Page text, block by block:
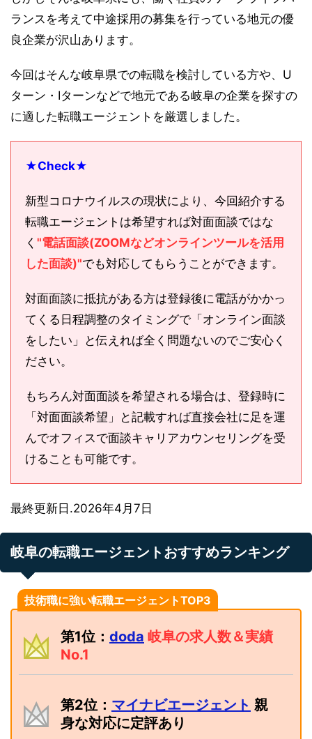
ランスを考えて中途採用の募集を行っている地元の優
良企業が沢山あります。
今回はそんな岐阜県での転職を検討している方や、U
ターン・Iターンなどで地元である岐阜の企業を探すの
に適した転職エージェントを厳選しました。
★Check★
新型コロナウイルスの現状により、今回紹介する
転職エージェントは希望すれば対面面談ではな
く "電話面談(ZOOMなどオンラインツールを活用
した面談)"でも対応してもらうことができます。
対面面談に抵抗がある方は登録後に電話がかかっ
てくる日程調整のタイミングで「オンライン面談
をしたい」と伝えれば全く問題ないのでご安心く
ださい。
もちろん対面面談を希望される場合は、登録時に
「対面面談希望」と記載すれば直接会社に足を運
んでオフィスで面談キャリアカウンセリングを受
けることも可能です。
最終更新日.2026年4月7日
岐阜の転職エージェントおすすめランキング
技術職に強い転職エージェントTOP3
第1位： doda 岐阜の求人数＆実績
No.1
第2位： マイナビエージェント 親
身な対応に定評あり